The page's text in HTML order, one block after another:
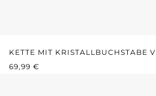
KETTE MIT KRISTALLBUCHSTABE V
REGULÄRER PREIS:
69,99 €